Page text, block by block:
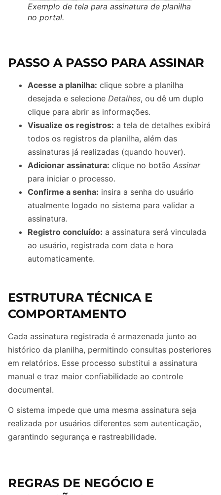
Exemplo de tela para assinatura de planilha
no portal.
PASSO A PASSO PARA ASSINAR
Acesse a planilha: clique sobre a planilha
desejada e selecione Detalhes, ou dê um duplo
clique para abrir as informações.
Visualize os registros: a tela de detalhes exibirá
todos os registros da planilha, além das
assinaturas já realizadas (quando houver).
Adicionar assinatura: clique no botão Assinar
para iniciar o processo.
Confirme a senha: insira a senha do usuário
atualmente logado no sistema para validar a
assinatura.
Registro concluído: a assinatura será vinculada
ao usuário, registrada com data e hora
automaticamente.
ESTRUTURA TÉCNICA E
COMPORTAMENTO
Cada assinatura registrada é armazenada junto ao
histórico da planilha, permitindo consultas posteriores
em relatórios. Esse processo substitui a assinatura
manual e traz maior confiabilidade ao controle
documental.
O sistema impede que uma mesma assinatura seja
realizada por usuários diferentes sem autenticação,
garantindo segurança e rastreabilidade.
REGRAS DE NEGÓCIO E